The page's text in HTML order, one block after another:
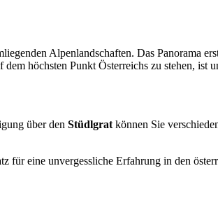
Alpenlandschaften. Das Panorama
höchsten Punkt Österreichs zu stehen, ist
über den Stüdlgrat können Sie
für eine unvergessliche Erfahrung in den